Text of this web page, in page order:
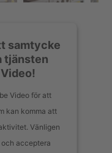
samtycke
tjänsten
Video för att
kan komma att
Vänligen
acceptera